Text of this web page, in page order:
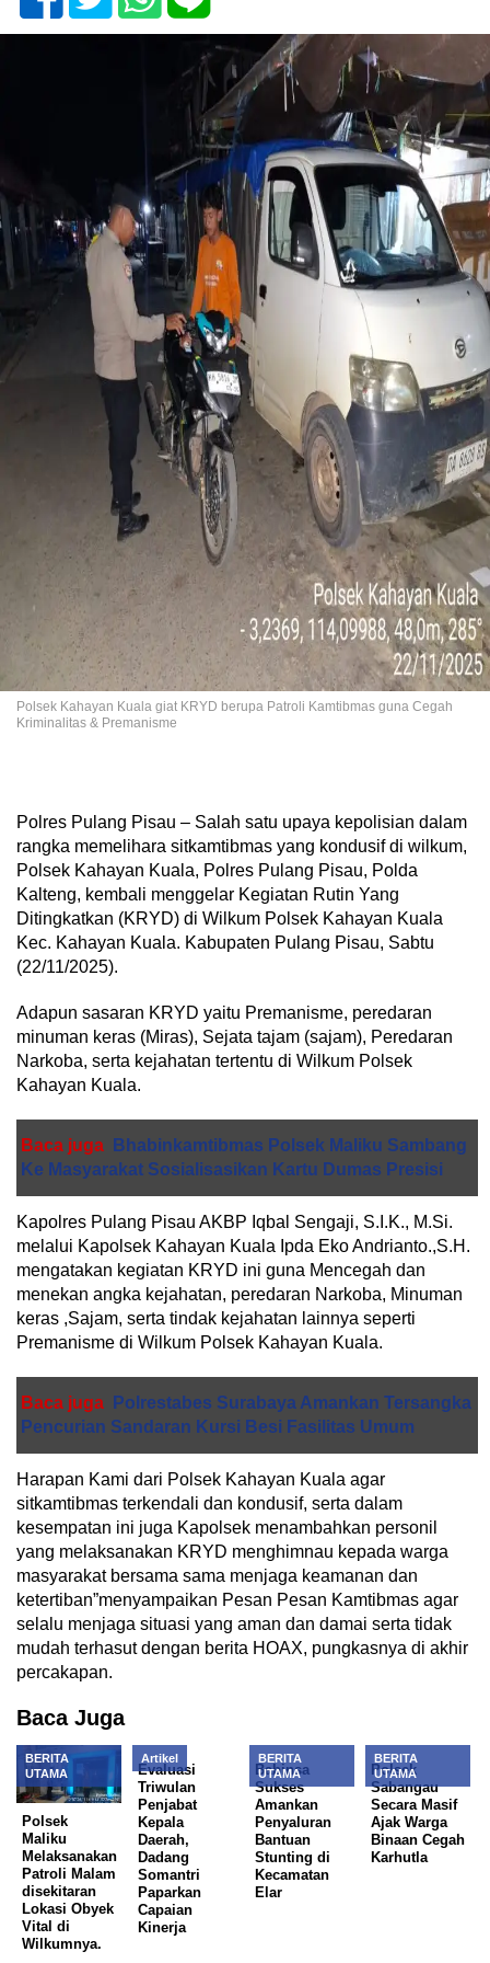
Polsek Kahayan Kuala giat KRYD berupa Patroli Kamtibmas guna Cegah
Kriminalitas & Premanisme
Polres Pulang Pisau – Salah satu upaya kepolisian dalam
rangka memelihara sitkamtibmas yang kondusif di wilkum,
Polsek Kahayan Kuala, Polres Pulang Pisau, Polda
Kalteng, kembali menggelar Kegiatan Rutin Yang
Ditingkatkan (KRYD) di Wilkum Polsek Kahayan Kuala
Kec. Kahayan Kuala. Kabupaten Pulang Pisau, Sabtu
(22/11/2025).
Adapun sasaran KRYD yaitu Premanisme, peredaran
minuman keras (Miras), Sejata tajam (sajam), Peredaran
Narkoba, serta kejahatan tertentu di Wilkum Polsek
Kahayan Kuala.
Baca juga
Bhabinkamtibmas Polsek Maliku Sambang
Ke Masyarakat Sosialisasikan Kartu Dumas Presisi
Kapolres Pulang Pisau AKBP Iqbal Sengaji, S.I.K., M.Si.
melalui Kapolsek Kahayan Kuala Ipda Eko Andrianto.,S.H.
mengatakan kegiatan KRYD ini guna Mencegah dan
menekan angka kejahatan, peredaran Narkoba, Minuman
keras ,Sajam, serta tindak kejahatan lainnya seperti
Premanisme di Wilkum Polsek Kahayan Kuala.
Baca juga
Polrestabes Surabaya Amankan Tersangka
Pencurian Sandaran Kursi Besi Fasilitas Umum
Harapan Kami dari Polsek Kahayan Kuala agar
sitkamtibmas terkendali dan kondusif, serta dalam
kesempatan ini juga Kapolsek menambahkan personil
yang melaksanakan KRYD menghimnau kepada warga
masyarakat bersama sama menjaga keamanan dan
ketertiban”menyampaikan Pesan Pesan Kamtibmas agar
selalu menjaga situasi yang aman dan damai serta tidak
mudah terhasut dengan berita HOAX, pungkasnya di akhir
percakapan.
Baca Juga
BERITA
UTAMA
Polsek
Maliku
Melaksanakan
Patroli Malam
disekitaran
Lokasi Obyek
Vital di
Wilkumnya.
Artikel
Evaluasi
Triwulan
Penjabat
Kepala
Daerah,
Dadang
Somantri
Paparkan
Capaian
Kinerja
BERITA
UTAMA
Babinsa
Sukses
Amankan
Penyaluran
Bantuan
Stunting di
Kecamatan
Elar
BERITA
UTAMA
Polsek
Sabangau
Secara Masif
Ajak Warga
Binaan Cegah
Karhutla